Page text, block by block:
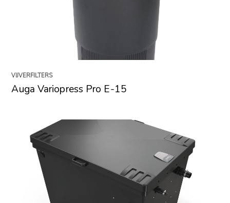
VIJVERFILTERS
Auga Variopress Pro E-15